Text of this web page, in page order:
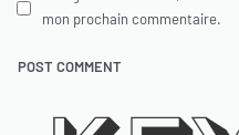
mon prochain commentaire.